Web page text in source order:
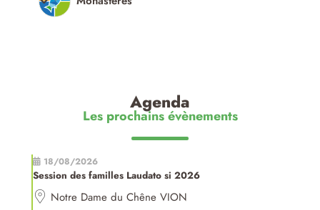
Agenda
Les prochains évènements
18/08/2026
Session des familles Laudato si 2026
Notre Dame du Chêne VION